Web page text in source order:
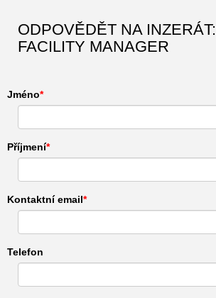
ODPOVĚDĚT NA INZERÁT:
FACILITY MANAGER
Jméno
Příjmení
Kontaktní email
Telefon